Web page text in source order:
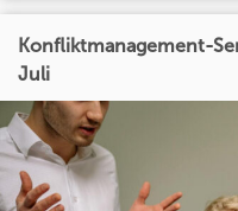
Konfliktmanagement-
Juli